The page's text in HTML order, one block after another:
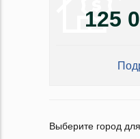
125
Выберите город